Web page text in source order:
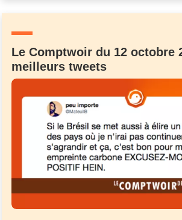
Le Comptwoir du 12 octobre
meilleurs tweetsC'EST PARTI